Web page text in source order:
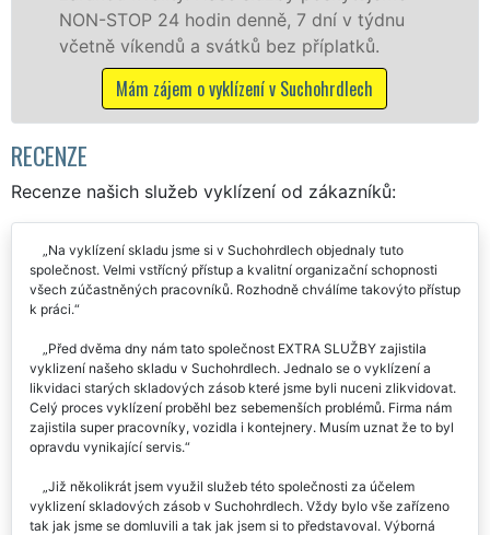
24 hodin denně, 7 dní v týdnu
a svátků bez příplatků.
zájem o vyklízení v Suchohrdlech
práce, a to
RECENZE
Recenze našich služeb vyklízení od zákazníků:
Na vyklízení skladu jsme si v Suchohrdlech objednaly tuto
společnost. Velmi vstřícný přístup a kvalitní organizační schopnosti
všech zúčastněných pracovníků. Rozhodně chválíme takovýto přístup
k práci.
Před dvěma dny nám tato společnost EXTRA SLUŽBY zajistila
vyklizení našeho skladu v Suchohrdlech. Jednalo se o vyklízení a
likvidaci starých skladových zásob které jsme byli nuceni zlikvidovat.
Celý proces vyklízení proběhl bez sebemenších problémů. Firma nám
zajistila super pracovníky, vozidla i kontejnery. Musím uznat že to byl
opravdu vynikající servis.
Již několikrát jsem využil služeb této společnosti za účelem
vyklizení skladových zásob v Suchohrdlech. Vždy bylo vše zařízeno
tak jak jsme se domluvili a tak jak jsem si to představoval. Výborná